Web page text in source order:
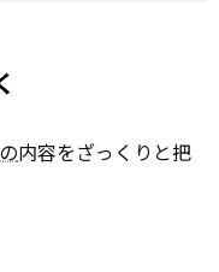
内容をざっくりと把